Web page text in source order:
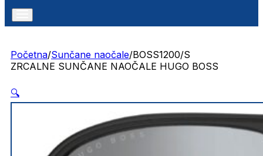
Početna/Sunčane naočale/BOSS1200/S
ZRCALNE SUNČANE NAOČALE HUGO BOSS
🔍